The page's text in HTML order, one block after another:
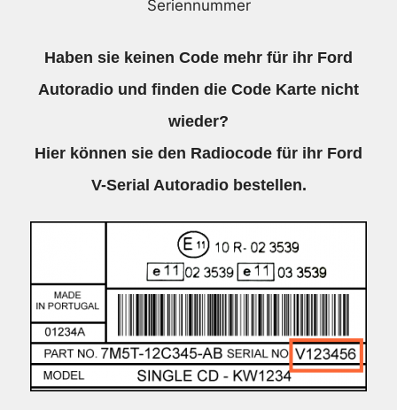
Seriennummer
Haben sie keinen Code mehr für ihr Ford
Autoradio und finden die Code Karte nicht
wieder?
Hier können sie den Radiocode für ihr Ford
V-Serial Autoradio bestellen.